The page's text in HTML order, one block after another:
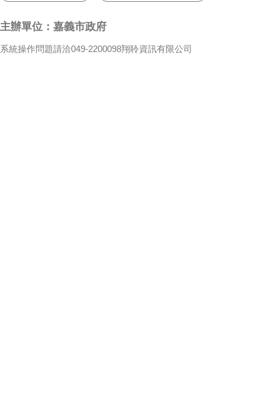
主辦單位：嘉義市政府
系統操作問題請洽049-2200098翔聆資訊有限公司